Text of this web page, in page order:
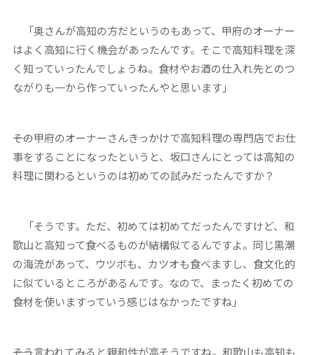
「奥さんが高知の方だというのもあって、甲府のオーナー
はよく高知に行く機会があったんです。そこで高知料理を深
く知っていったんでしょうね。食材やお酒の仕入れ先とのつ
ながりも一から作っていったんやと思います」
――その甲府のオーナーさんきっかけで高知料理の専門店でお仕
事をすることになったというと、坂口さんにとっては高知の
料理に関わるというのは初めての試みだったんですか？
「そうです。ただ、初めては初めてだったんですけど、和
歌山と高知って食べるものが結構似てるんですよ。同じ黒潮
の海流があって、ウツボも、カツオも食べますし、食文化的
に似ているところがあるんです。なので、まったく初めての
食材を使いますっていう感じはなかったですね」
――そう言われてみると親和性が高そうですね。和歌山も高知も